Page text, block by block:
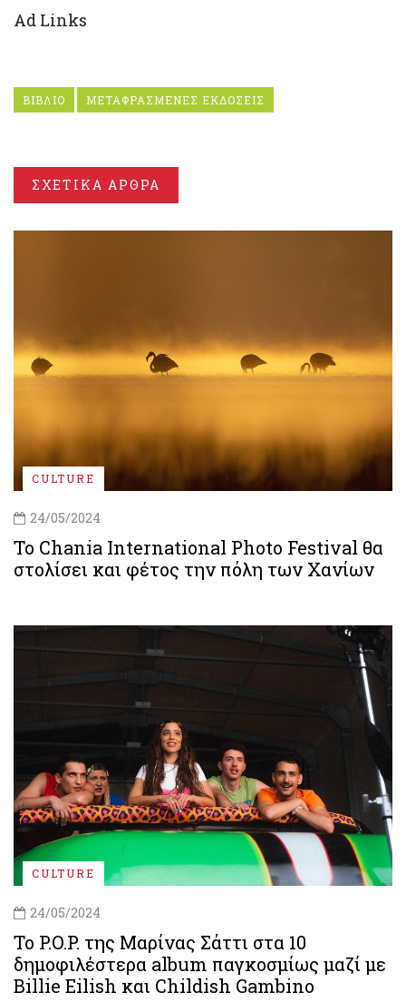
Ad Links
ΒΙΒΛΙΟ ΜΕΤΑΦΡΑΣΜΕΝΕΣ ΕΚΔΟΣΕΙΣ
ΣΧΕΤΙΚΑ ΑΡΘΡΑ
CULTURE
24/05/2024
Το Chania International Photo Festival θα
στολίσει και φέτος την πόλη των Χανίων
CULTURE
24/05/2024
Το P.O.P. της Μαρίνας Σάττι στα 10
δημοφιλέστερα album παγκοσμίως μαζί με
Billie Eilish και Childish Gambino